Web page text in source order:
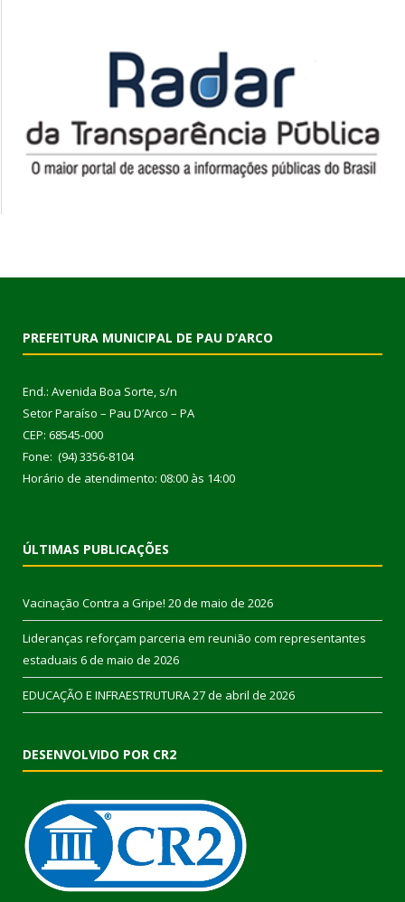
PREFEITURA MUNICIPAL DE PAU D’ARCO
End.: Avenida Boa Sorte, s/n
Setor Paraíso – Pau D’Arco – PA
CEP: 68545-000
Fone: (94) 3356-8104
Horário de atendimento: 08:00 às 14:00
ÚLTIMAS PUBLICAÇÕES
Vacinação Contra a Gripe! 20 de maio de 2026
Lideranças reforçam parceria em reunião com representantes
estaduais 6 de maio de 2026
EDUCAÇÃO E INFRAESTRUTURA27 de abril de 2026
DESENVOLVIDO POR CR2